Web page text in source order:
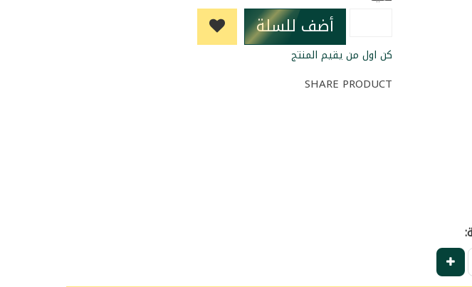
أضف للسلة
كن اول من يقيم المنتج
SHARE PRODUCT